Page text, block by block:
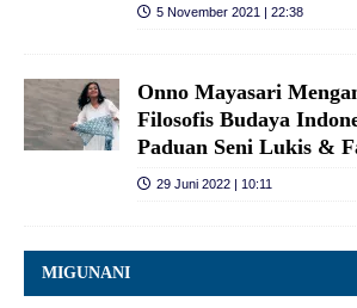
5 November 2021 | 22:38
Onno Mayasari
Filosofis Budaya
Paduan Seni Lukis &
29 Juni 2022 | 10:11
MIGUNANI